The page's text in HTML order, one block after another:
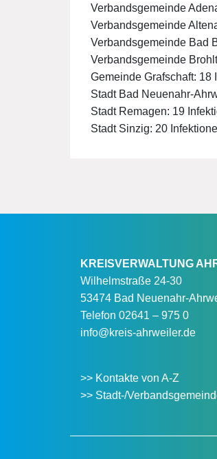
Verbandsgemeinde
Verbandsgemeinde
Verbandsgemeinde Bad
Verbandsgemeinde
Gemeinde Grafschaft: 18
Stadt Bad Neuenahr-
Stadt Remagen: 19
Stadt Sinzig: 20
KREISVERWALTUNG
Wilhelmstraße 24-30
53474 Bad Neuenahr-
Telefon 02641 – 975 0
info@kreis-ahrweiler.de
>> Kontakte von A-Z
>> Stadt-/